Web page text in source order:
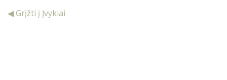
◀ Grįžti į Įvykiai